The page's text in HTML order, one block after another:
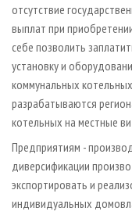
отсутствие
выплат при
себе позволить
установку и
коммунальных
разрабатываются
котельных на местные
Предприятиям -
диверсификации
экспортировать и
индивидуальных